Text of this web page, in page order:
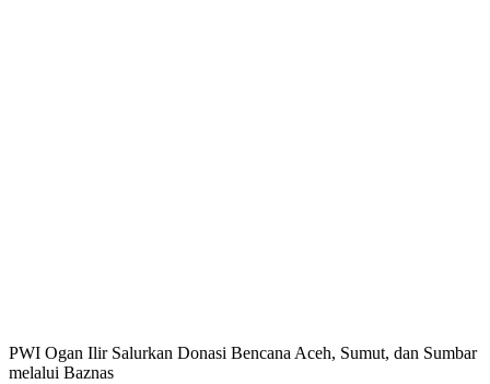
PWI Ogan Ilir Salurkan Donasi Bencana Aceh, Sumut, dan Sumbar
melalui Baznas